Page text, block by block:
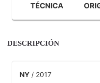
TÉCNICA
DESCRIPCIÓN
NY / 2017